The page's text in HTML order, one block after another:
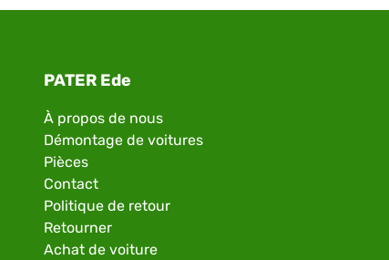
PATER Ede
À propos de nous
Démontage de voitures
Pièces
Contact
Politique de retour
Retourner
Achat de voiture